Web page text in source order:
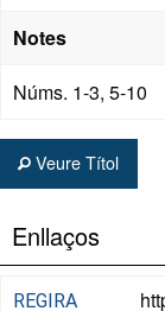
Notes
Núms. 1-3, 5-10
Veure Títol
Enllaços
REGIRA